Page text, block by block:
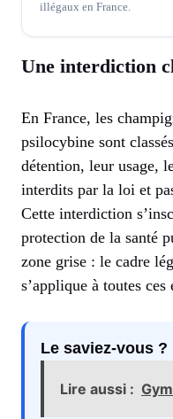
illégaux en France.
Une interdiction
En France, les
psilocybine sont
détention, leur usage,
interdits par la loi et
Cette interdiction
protection de la santé
zone grise : le cadre
s’applique à toutes ces
Le saviez-vous ?
Lire aussi :